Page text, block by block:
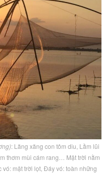
: Lăng xăng con tôm diu, Lầm lũi
thơm mùi cám rang… Mặt trời nằm
mặt trời lọt, Đáy vó: toàn những